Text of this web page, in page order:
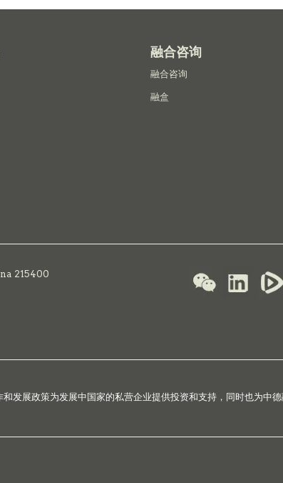
融合咨询
融合咨询
融盒
215400
发展政策为发展中国家的私营企业提供投资和支持，同时也为中